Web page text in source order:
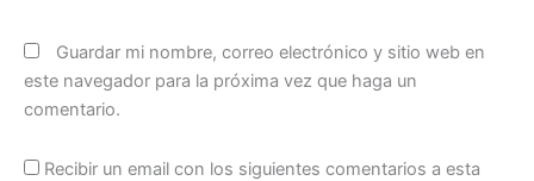
Guardar mi nombre, correo electrónico y sitio web en
este navegador para la próxima vez que haga un
comentario.
Recibir un email con los siguientes comentarios a esta